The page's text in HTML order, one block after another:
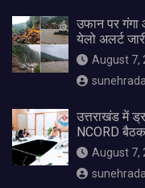
उफान पर
येलो अलर्ट
August 7,
उत्तराखंड में
NCORD बैठक
August 7,